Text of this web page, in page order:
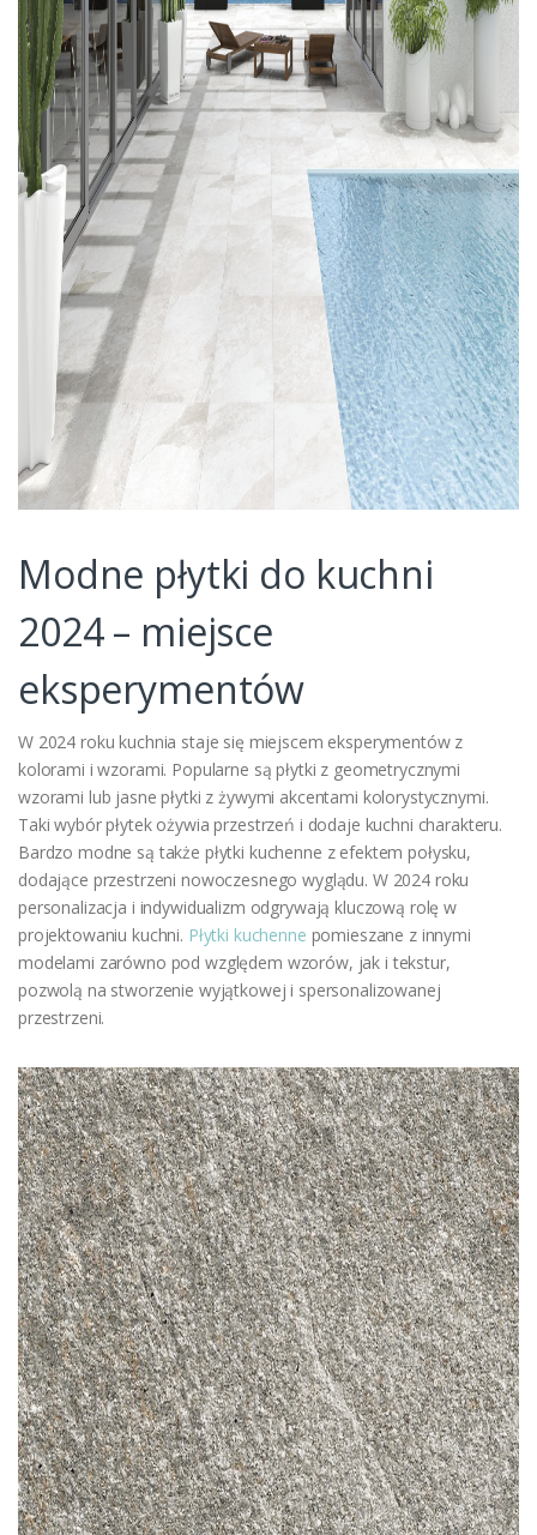
Modne płytki do kuchni
2024 – miejsce
eksperymentów
W 2024 roku kuchnia staje się miejscem eksperymentów z
kolorami i wzorami. Popularne są płytki z geometrycznymi
wzorami lub jasne płytki z żywymi akcentami kolorystycznymi.
Taki wybór płytek ożywia przestrzeń i dodaje kuchni charakteru.
Bardzo modne są także płytki kuchenne z efektem połysku,
dodające przestrzeni nowoczesnego wyglądu. W 2024 roku
personalizacja i indywidualizm odgrywają kluczową rolę w
projektowaniu kuchni. Płytki kuchenne pomieszane z innymi
modelami zarówno pod względem wzorów, jak i tekstur,
pozwolą na stworzenie wyjątkowej i spersonalizowanej
przestrzeni.